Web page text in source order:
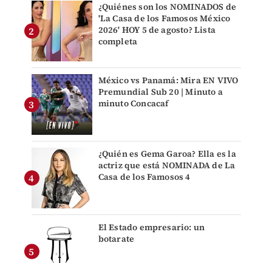
¿Quiénes son los NOMINADOS de
'La Casa de los Famosos México
2026' HOY 5 de agosto? Lista
completa
México vs Panamá: Mira EN VIVO
Premundial Sub 20 | Minuto a
minuto Concacaf
¿Quién es Gema Garoa? Ella es la
actriz que está NOMINADA de La
Casa de los Famosos 4
El Estado empresario: un
botarate